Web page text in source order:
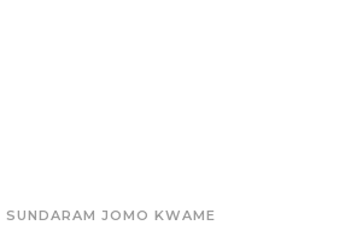
SUNDARAM JOMO KWAME